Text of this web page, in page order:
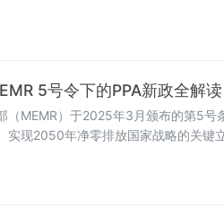
状，并基于中国与印尼双边合作基础
5号令下的PPA新政全解读
（MEMR）于2025年3月颁布的第5
实现2050年净零排放国家战略的关键
有格局。